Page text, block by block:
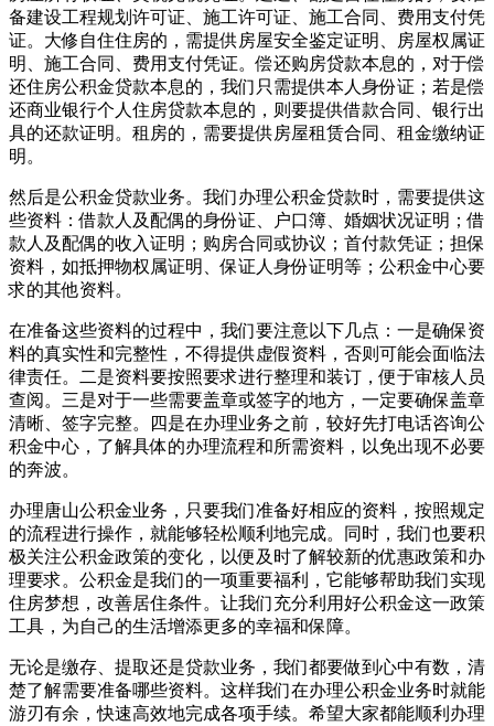
备建设工程规划许可证、施工许可证、施工合同、费用支付凭
证。大修自住住房的，需提供房屋安全鉴定证明、房屋权属证
明、施工合同、费用支付凭证。偿还购房贷款本息的，对于偿
还住房公积金贷款本息的，我们只需提供本人身份证；若是偿
还商业银行个人住房贷款本息的，则要提供借款合同、银行出
具的还款证明。租房的，需要提供房屋租赁合同、租金缴纳证
明。
然后是公积金贷款业务。我们办理公积金贷款时，需要提供这
些资料：借款人及配偶的身份证、户口簿、婚姻状况证明；借
款人及配偶的收入证明；购房合同或协议；首付款凭证；担保
资料，如抵押物权属证明、保证人身份证明等；公积金中心要
求的其他资料。
在准备这些资料的过程中，我们要注意以下几点：一是确保资
料的真实性和完整性，不得提供虚假资料，否则可能会面临法
律责任。二是资料要按照要求进行整理和装订，便于审核人员
查阅。三是对于一些需要盖章或签字的地方，一定要确保盖章
清晰、签字完整。四是在办理业务之前，较好先打电话咨询公
积金中心，了解具体的办理流程和所需资料，以免出现不必要
的奔波。
办理唐山公积金业务，只要我们准备好相应的资料，按照规定
的流程进行操作，就能够轻松顺利地完成。同时，我们也要积
极关注公积金政策的变化，以便及时了解较新的优惠政策和办
理要求。公积金是我们的一项重要福利，它能够帮助我们实现
住房梦想，改善居住条件。让我们充分利用好公积金这一政策
工具，为自己的生活增添更多的幸福和保障。
无论是缴存、提取还是贷款业务，我们都要做到心中有数，清
楚了解需要准备哪些资料。这样我们在办理公积金业务时就能
游刃有余，快速高效地完成各项手续。希望大家都能顺利办理